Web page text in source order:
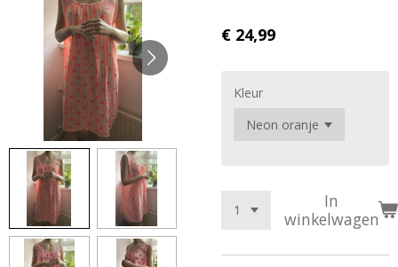
€ 24,99
Kleur
In
winkelwagen